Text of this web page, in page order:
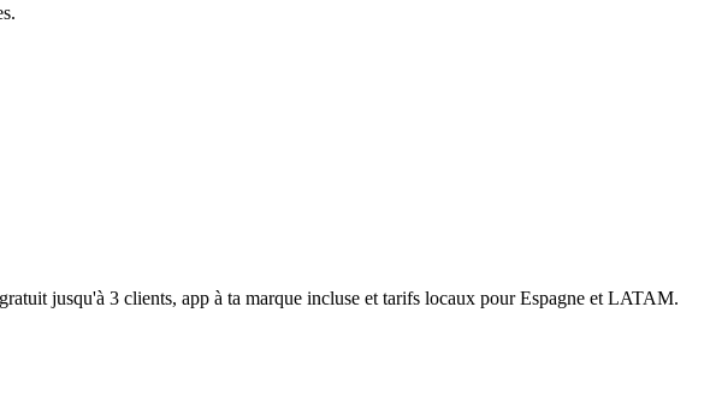
jusqu'à 3 clients, app à ta marque incluse et tarifs locaux pour Espagne et LATAM.